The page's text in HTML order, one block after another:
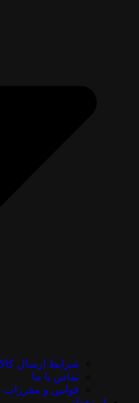
شرایط ارسال کالا
تماس با ما
قوانین و مقررات